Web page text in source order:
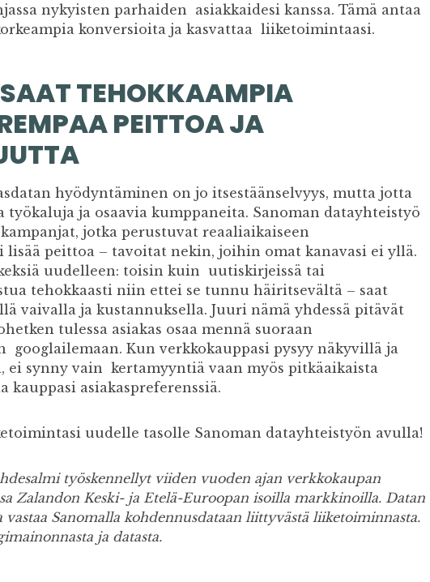
nykyisten parhaiden asiakkaidesi kanssa. Tämä antaa
konversioita ja kasvattaa liiketoimintaasi.
TEHOKKAAMPIA
PEITTOA JA
hyödyntäminen on jo itsestäänselvyys, mutta jotta
ja osaavia kumppaneita. Sanoman datayhteistyö
jotka perustuvat reaaliaikaiseen
lisää peittoa – tavoitat nekin, joihin omat kanavasi ei yllä.
uudelleen: toisin kuin uutiskirjeissä tai
tehokkaasti niin ettei se tunnu häiritsevältä – saat
vaivalla ja kustannuksella. Juuri nämä yhdessä pitävät
tulessa asiakas osaa mennä suoraan
googlailemaan. Kun verkkokauppasi pysyy näkyvillä ja
ei synny vain kertamyyntiä vaan myös pitkäaikaista
kauppasi asiakaspreferenssiä.
uudelle tasolle Sanoman datayhteistyön avulla!
työskennellyt viiden vuoden ajan verkkokaupan
Zalandon Keski- ja Etelä-Euroopan isoilla markkinoilla. Datan
Sanomalla kohdennusdataan liittyvästä liiketoiminnasta.
ja datasta.